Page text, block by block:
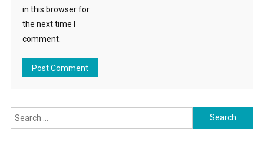
in this browser for
the next time I
comment.
Search for: